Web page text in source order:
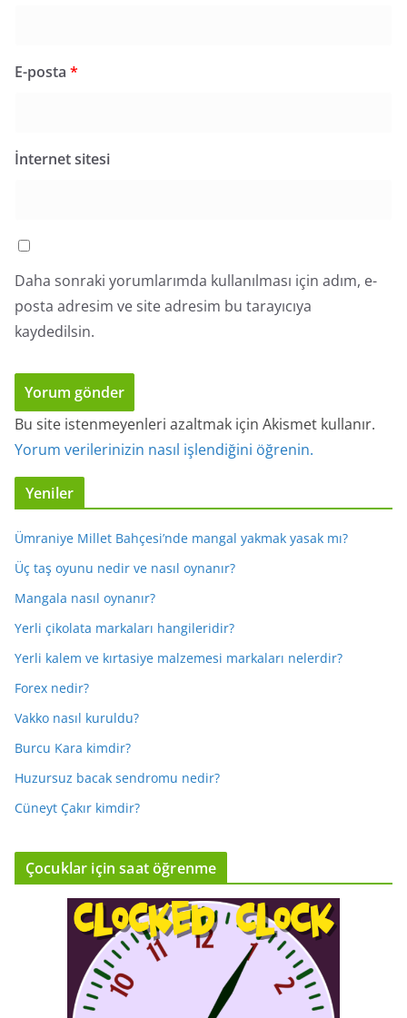
E-posta *
İnternet sitesi
Daha sonraki yorumlarımda kullanılması için adım, e-
posta adresim ve site adresim bu tarayıcıya
kaydedilsin.
Bu site istenmeyenleri azaltmak için Akismet kullanır.
Yorum verilerinizin nasıl işlendiğini öğrenin.
Yeniler
Ümraniye Millet Bahçesi’nde mangal yakmak yasak mı?
Üç taş oyunu nedir ve nasıl oynanır?
Mangala nasıl oynanır?
Yerli çikolata markaları hangileridir?
Yerli kalem ve kırtasiye malzemesi markaları nelerdir?
Forex nedir?
Vakko nasıl kuruldu?
Burcu Kara kimdir?
Huzursuz bacak sendromu nedir?
Cüneyt Çakır kimdir?
Çocuklar için saat öğrenme